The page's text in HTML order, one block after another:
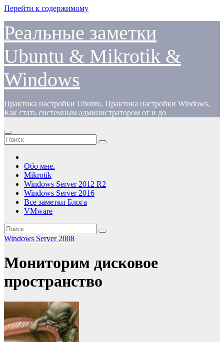
Перейти к содержимому
Реальные заметки
Ubuntu & Mikrotik &
Windows
Практика настройки Ubuntu, Практика настройки Windows,
Как стать системным администратором от и до
Обо мне.
Mikrotik
Windows Server 2012 R2
Windows Server 2016
Все заметки Блога
VMware
Windows Server 2008
Мониторим дисковое
пространство